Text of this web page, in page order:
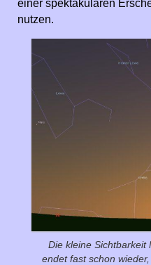
einer spektakulären
nutzen.
Die kleine Sichtbarkeit
endet fast schon